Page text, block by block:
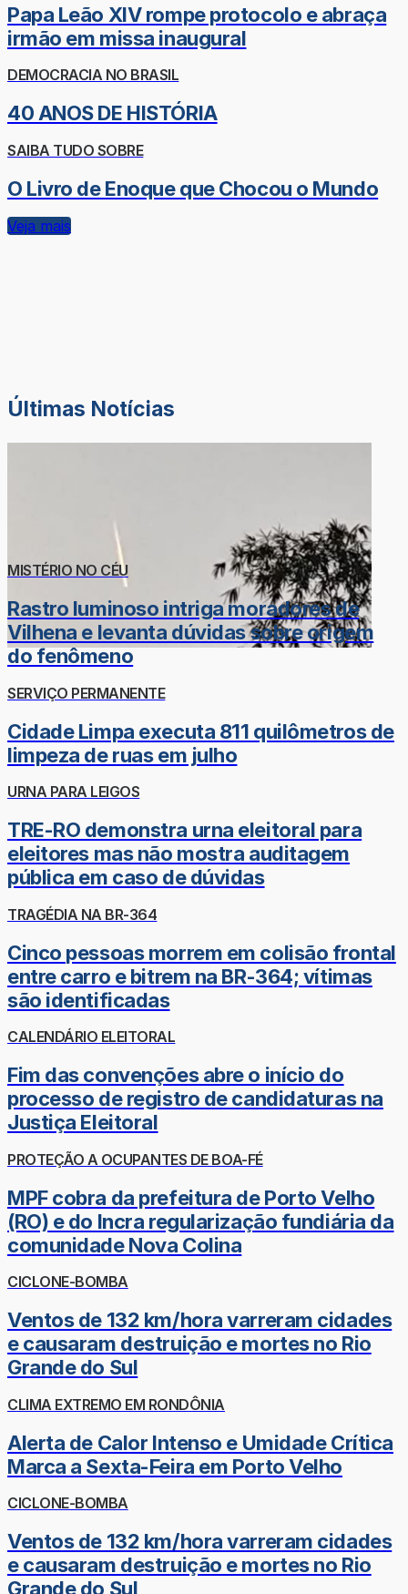
Papa Leão XIV rompe protocolo e abraça
irmão em missa inaugural
DEMOCRACIA NO BRASIL
40 ANOS DE HISTÓRIA
SAIBA TUDO SOBRE
O Livro de Enoque que Chocou o Mundo
Veja mais
Últimas Notícias
MISTÉRIO NO CÉU
Rastro luminoso intriga moradores de
Vilhena e levanta dúvidas sobre origem
do fenômeno
SERVIÇO PERMANENTE
Cidade Limpa executa 811 quilômetros de
limpeza de ruas em julho
URNA PARA LEIGOS
TRE-RO demonstra urna eleitoral para
eleitores mas não mostra auditagem
pública em caso de dúvidas
TRAGÉDIA NA BR-364
Cinco pessoas morrem em colisão frontal
entre carro e bitrem na BR-364; vítimas
são identificadas
CALENDÁRIO ELEITORAL
Fim das convenções abre o início do
processo de registro de candidaturas na
Justiça Eleitoral
PROTEÇÃO A OCUPANTES DE BOA-FÉ
MPF cobra da prefeitura de Porto Velho
(RO) e do Incra regularização fundiária da
comunidade Nova Colina
CICLONE-BOMBA
Ventos de 132 km/hora varreram cidades
e causaram destruição e mortes no Rio
Grande do Sul
CLIMA EXTREMO EM RONDÔNIA
Alerta de Calor Intenso e Umidade Crítica
Marca a Sexta-Feira em Porto Velho
CICLONE-BOMBA
Ventos de 132 km/hora varreram cidades
e causaram destruição e mortes no Rio
Grande do Sul